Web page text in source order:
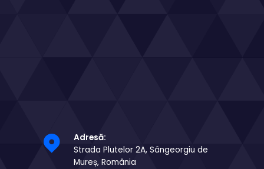
Adresă:
Strada Plutelor 2A, Sângeorgiu de
Mureș, România